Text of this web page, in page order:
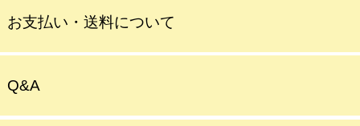
お支払い・送料について
Q&A